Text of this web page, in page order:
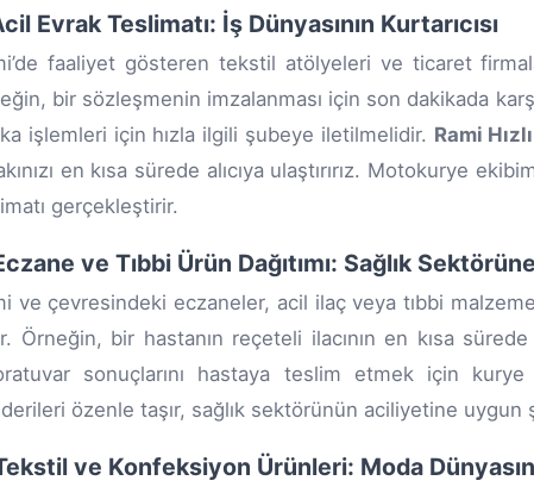
Evrak Teslimatı: İş Dünyasının Kurtarıcısı
faaliyet gösteren tekstil atölyeleri ve ticaret
bir sözleşmenin imzalanması için son dakikada
işlemleri için hızla ilgili şubeye iletilmelidir. Rami
en kısa sürede alıcıya ulaştırırız. Motokurye
gerçekleştirir.
ve Tıbbi Ürün Dağıtımı: Sağlık
ve çevresindeki eczaneler, acil ilaç veya tıbbi
Örneğin, bir hastanın reçeteli ilacının en kısa
sonuçlarını hastaya teslim etmek için
özenle taşır, sağlık sektörünün aciliyetine
ve Konfeksiyon Ürünleri: Moda